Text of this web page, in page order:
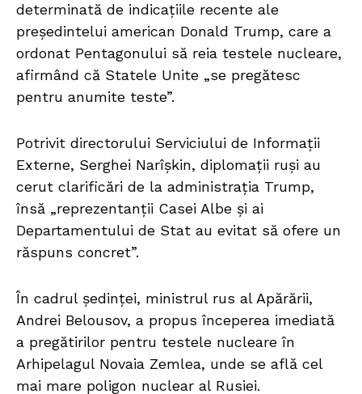
determinată de indicațiile recente ale
președintelui american Donald Trump, care a
ordonat Pentagonului să reia testele nucleare,
afirmând că Statele Unite „se pregătesc
pentru anumite teste”.
Potrivit directorului Serviciului de Informații
Externe, Serghei Narîșkin, diplomații ruși au
cerut clarificări de la administrația Trump,
însă „reprezentanții Casei Albe și ai
Departamentului de Stat au evitat să ofere un
răspuns concret”.
În cadrul ședinței, ministrul rus al Apărării,
Andrei Belousov, a propus începerea imediată
a pregătirilor pentru testele nucleare în
Arhipelagul Novaia Zemlea, unde se află cel
mai mare poligon nuclear al Rusiei.